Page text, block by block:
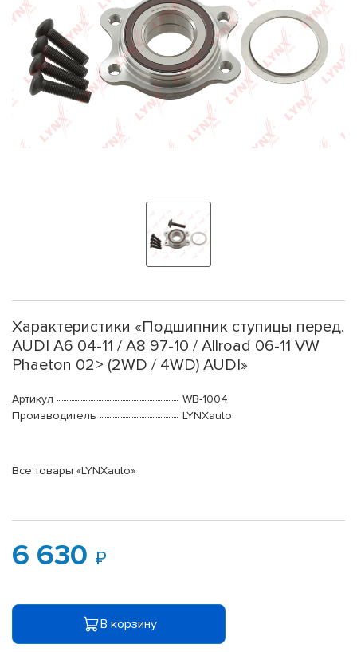
Характеристики «Подшипник ступицы перед.
AUDI A6 04-11 / A8 97-10 / Allroad 06-11 VW
Phaeton 02> (2WD / 4WD) AUDI»
Артикул
WB-1004
Производитель
LYNXauto
Все товары «LYNXauto»
6 630
В корзину